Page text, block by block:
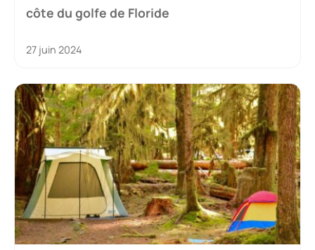
côte du golfe de Floride
27 juin 2024